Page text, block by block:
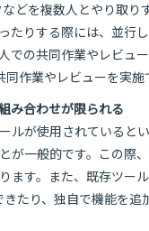
どを複数人とやり取り
たりする際には、並行
での共同作業やレビュ
作業やレビューを実施
み合わせが限られる
ルが使用されていると
が一般的です。この際
ます。また、既存ツー
たり、独自で機能を